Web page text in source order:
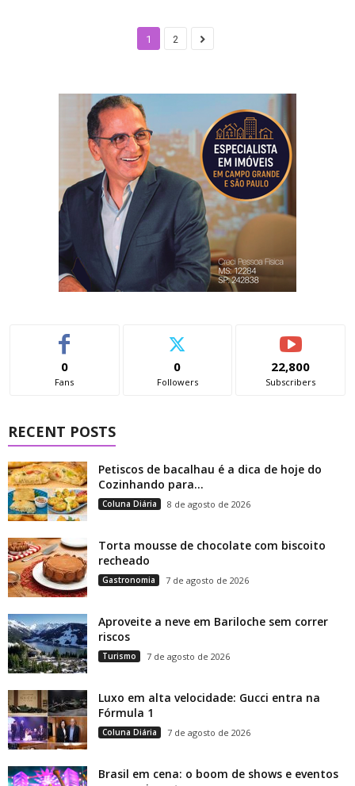
1 2
0
Fans
0
Followers
22,800
Subscribers
RECENT POSTS
Petiscos de bacalhau é a dica de hoje do
Cozinhando para...
Coluna Diária 8 de agosto de 2026
Torta mousse de chocolate com biscoito
recheado
Gastronomia 7 de agosto de 2026
Aproveite a neve em Bariloche sem correr
riscos
Turismo 7 de agosto de 2026
Luxo em alta velocidade: Gucci entra na
Fórmula 1
Coluna Diária 7 de agosto de 2026
Brasil em cena: o boom de shows e eventos